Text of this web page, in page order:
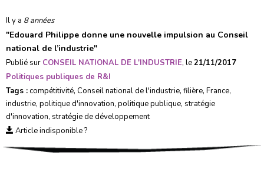
Il y a 8 années
"Edouard Philippe donne une nouvelle impulsion au Conseil
national de l’industrie"
Publié sur CONSEIL NATIONAL DE L'INDUSTRIE, le21/11/2017
Politiques publiques de R&I
Tags :compétitivité, Conseil national de l'industrie, filière, France,
industrie, politique d'innovation, politique publique, stratégie
d'innovation, stratégie de développement
Article indisponible ?